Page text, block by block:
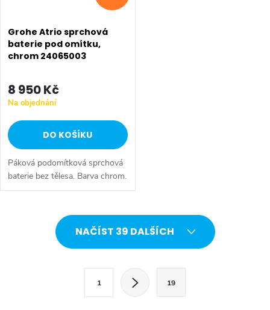
Grohe Atrio sprchová
baterie pod omítku,
chrom 24065003
8 950 Kč
Na objednání
DO KOŠÍKU
Páková podomítková sprchová
baterie bez tělesa. Barva chrom.
NAČÍST 39 DALŠÍCH
1 19